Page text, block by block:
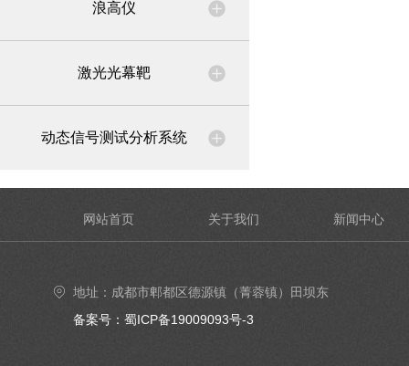
浪高仪
激光光幕靶
动态信号测试分析系统
网站首页 关于我们 新闻中心
地址：成都市郫都区德源镇（菁蓉镇）田坝东
街6号4楼402号室
备案号：蜀ICP备19009093号-3